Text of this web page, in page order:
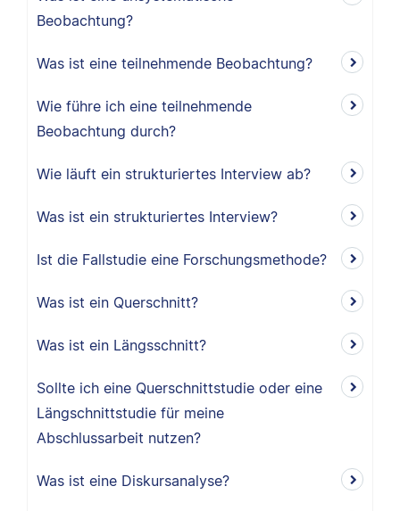
Beobachtung?
Was ist eine teilnehmende Beobachtung?
Wie führe ich eine teilnehmende
Beobachtung durch?
Wie läuft ein strukturiertes Interview ab?
Was ist ein strukturiertes Interview?
Ist die Fallstudie eine Forschungsmethode?
Was ist ein Querschnitt?
Was ist ein Längsschnitt?
Sollte ich eine Querschnittstudie oder eine
Längschnittstudie für meine
Abschlussarbeit nutzen?
Was ist eine Diskursanalyse?